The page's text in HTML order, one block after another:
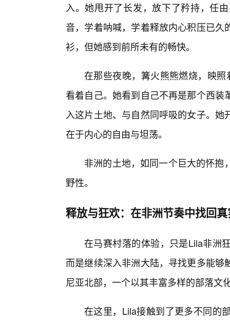
入。她甩开了长发，放下了矜持，任
音，学着呐喊，学着释放内心积压已
衫，但她感到前所未有的畅快。
在那些夜晚，篝火熊熊燃烧，映
看着自己。她看到自己不再是那个西
入这片土地、与自然同呼吸的女子。
在于内心的自由与坦荡。
非洲的土地，如同一个巨大的怀
野性。
释放与狂欢：在非洲节奏中找回
在马赛村落的体验，只是Lila非洲
而是继续深入非洲大陆，寻找更多能
尼亚北部，一个以其丰富多样的部落文
在这里，Lila接触到了更多不同的